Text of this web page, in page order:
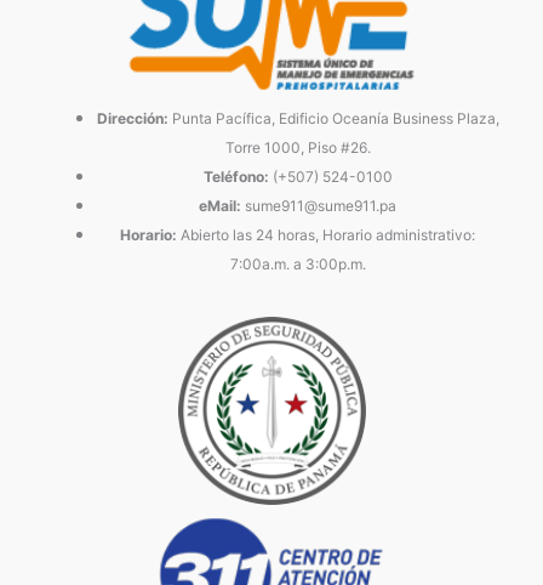
Dirección: Punta Pacífica, Edificio Oceanía Business Plaza,
Torre 1000, Piso #26.
Teléfono: (+507) 524-0100
eMail: sume911@sume911.pa
Horario: Abierto las 24 horas, Horario administrativo:
7:00a.m. a 3:00p.m.